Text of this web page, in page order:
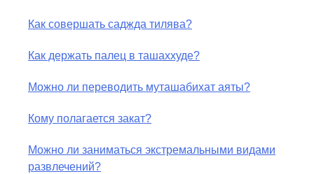
Как совершать саджда тилява?
Как держать палец в ташаххуде?
Можно ли переводить муташабихат аяты?
Кому полагается закат?
Можно ли заниматься экстремальными видами
развлечений?